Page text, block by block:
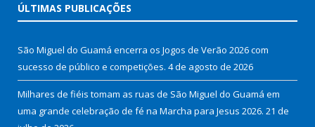
ÚLTIMAS PUBLICAÇÕES
São Miguel do Guamá encerra os Jogos de Verão 2026 com
sucesso de público e competições. 4 de agosto de 2026
Milhares de fiéis tomam as ruas de São Miguel do Guamá em
uma grande celebração de fé na Marcha para Jesus 2026. 21 de